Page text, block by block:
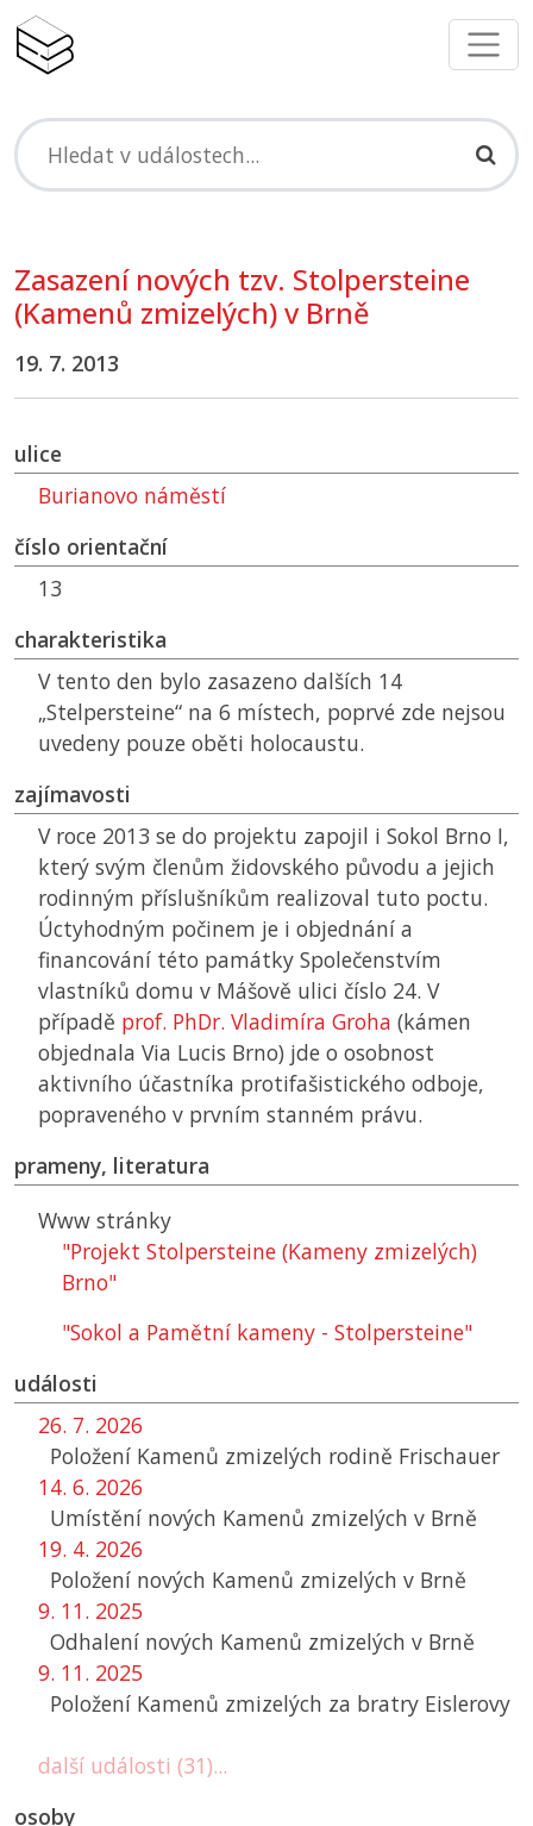
Zasazení nových tzv. Stolpersteine
(Kamenů zmizelých) v Brně
19. 7. 2013
ulice
Burianovo náměstí
číslo orientační
13
charakteristika
V tento den bylo zasazeno dalších 14
„Stelpersteine“ na 6 místech, poprvé zde nejsou
uvedeny pouze oběti holocaustu.
zajímavosti
V roce 2013 se do projektu zapojil i Sokol Brno I,
který svým členům židovského původu a jejich
rodinným příslušníkům realizoval tuto poctu.
Úctyhodným počinem je i objednání a
financování této památky Společenstvím
vlastníků domu v Mášově ulici číslo 24. V
případě prof. PhDr. Vladimíra Groha (kámen
objednala Via Lucis Brno) jde o osobnost
aktivního účastníka protifašistického odboje,
popraveného v prvním stanném právu.
prameny, literatura
Www stránky
"Projekt Stolpersteine (Kameny zmizelých)
Brno"
"Sokol a Pamětní kameny - Stolpersteine"
události
26. 7. 2026
Položení Kamenů zmizelých rodině Frischauer
14. 6. 2026
Umístění nových Kamenů zmizelých v Brně
19. 4. 2026
Položení nových Kamenů zmizelých v Brně
9. 11. 2025
Odhalení nových Kamenů zmizelých v Brně
9. 11. 2025
Položení Kamenů zmizelých za bratry Eislerovy
další události (31)...
osoby